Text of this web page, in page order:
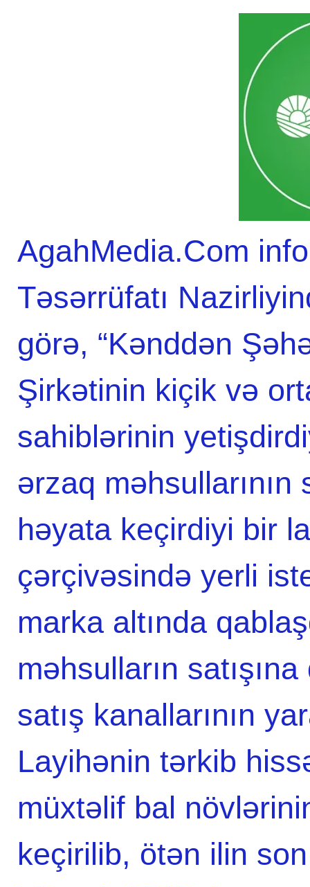
AgahMedia.Com
Təsərrüfatı
görə, “Kənddən
Şirkətinin kiçik və
sahiblərinin
ərzaq məhsullarının
həyata keçirdiyi bir
çərçivəsində yerli
marka altında
məhsulların
satış kanallarının
Layihənin tərkib
müxtəlif bal
keçirilib, ötən ilin